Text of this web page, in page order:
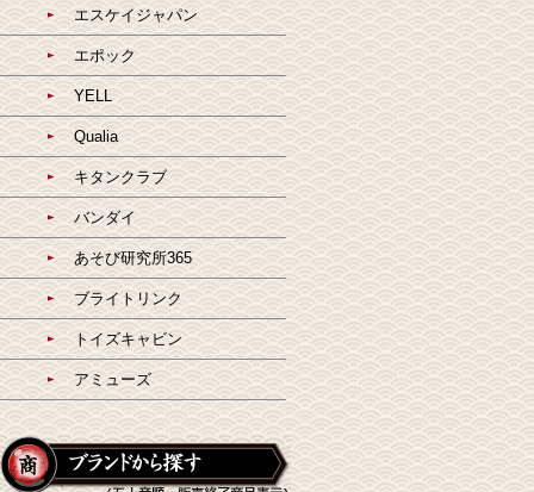
エスケイジャパン
エポック
YELL
Qualia
キタンクラブ
バンダイ
あそび研究所365
ブライトリンク
トイズキャビン
アミューズ